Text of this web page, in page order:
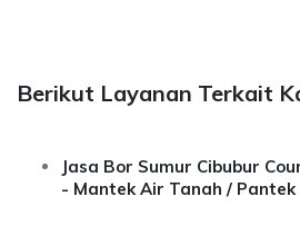
Berikut Layanan Terkait
Jasa Bor Sumur Cibubur
- Mantek Air Tanah /